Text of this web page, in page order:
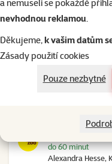
a nemuseli se pokaždé
nevhodnou reklamou.
Děkujeme,k vašim datům
Zásady použití cookies
Pouze nezbytné
Kolín Ovčáry
Ovčáry 304,
Kozomín
Alexandra Hesse,
do 60 minut